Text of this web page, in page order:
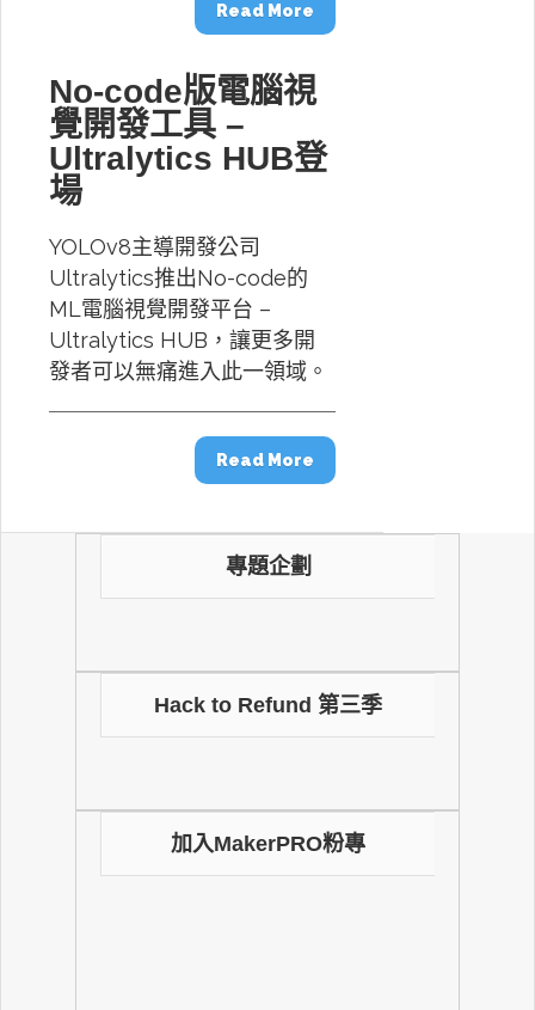
Read More
No-code版電腦視
覺開發工具 –
Ultralytics HUB登
場
YOLOv8主導開發公司
Ultralytics推出No-code的
ML電腦視覺開發平台 –
Ultralytics HUB，讓更多開
發者可以無痛進入此一領域。
Read More
專題企劃
Hack to Refund 第三季
加入MakerPRO粉專